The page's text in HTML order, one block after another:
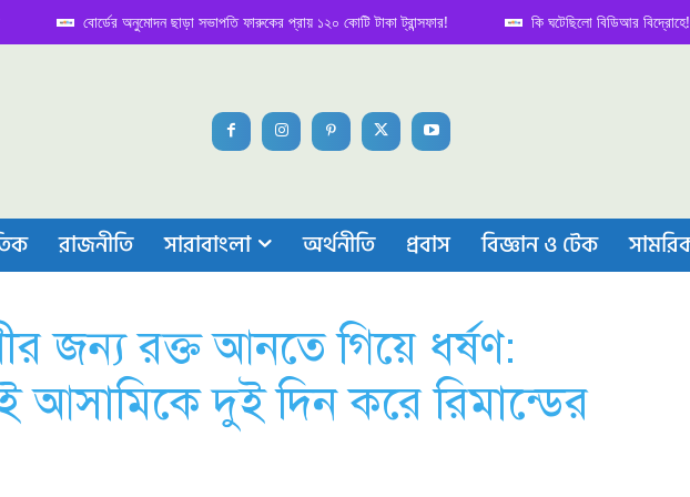
বোর্ডের অনুমোদন ছাড়া সভাপতি ফারুকের প্রায় ১২০ কোটি টাকা ট্রান্সফার! কি ঘটেছিলো বিডিআর বিদ্রোহে! নেপথ্য
রাজনীতি সারাবাংলা অর্থনীতি প্রবাস বিজ্ঞান ও টেক
জন্য রক্ত আনতে গিয়ে ধর্ষণ:
আসামিকে দুই দিন করে রিমান্ডের